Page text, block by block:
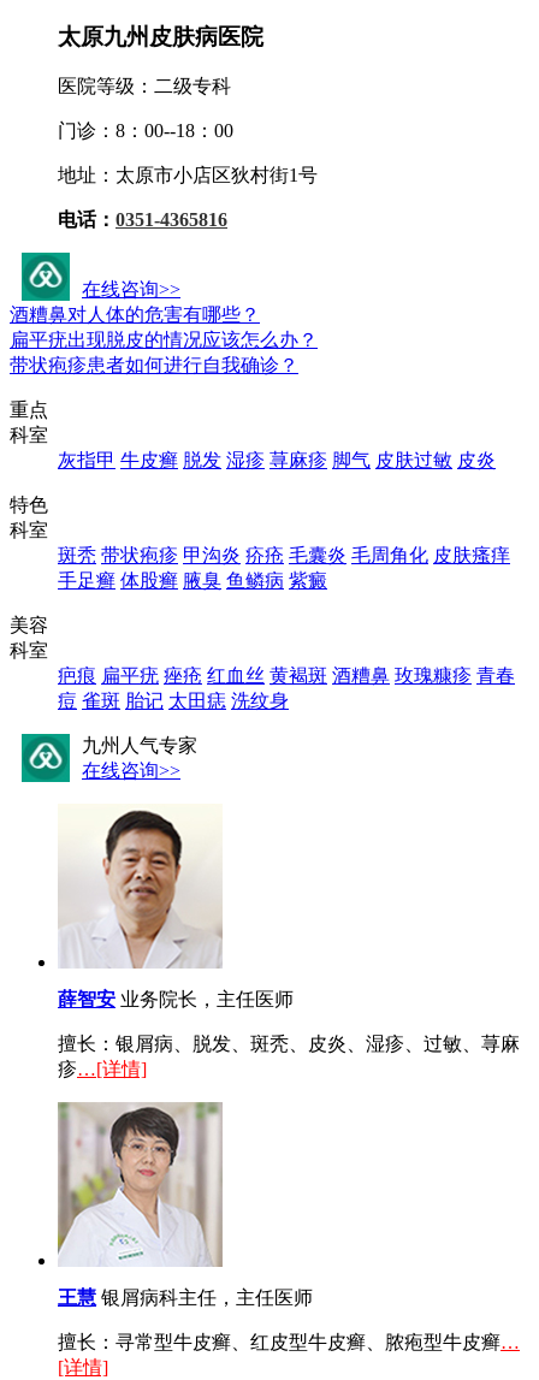
太原九州皮肤病医院
医院等级：二级专科
门诊：8：00--18：00
地址：太原市小店区狄村街1号
电话： 0351-4365816
在线咨询>>
酒糟鼻对人体的危害有哪些？
扁平疣出现脱皮的情况应该怎么办？
带状疱疹患者如何进行自我确诊？
重点
科室
灰指甲 牛皮癣 脱发 湿疹 荨麻疹 脚气 皮肤过敏 皮炎
特色
科室
斑秃 带状疱疹 甲沟炎 疥疮 毛囊炎 毛周角化 皮肤瘙痒
手足癣 体股癣 腋臭 鱼鳞病 紫癜
美容
科室
疤痕 扁平疣 痤疮 红血丝 黄褐斑 酒糟鼻 玫瑰糠疹 青春
痘 雀斑 胎记 太田痣 洗纹身
九州人气专家
在线咨询>>
薛智安 业务院长，主任医师
擅长：银屑病、脱发、斑秃、皮炎、湿疹、过敏、荨麻
疹…[详情]
王慧 银屑病科主任，主任医师
擅长：寻常型牛皮癣、红皮型牛皮癣、脓疱型牛皮癣…
[详情]